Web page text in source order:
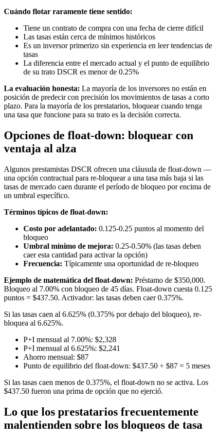
Cuándo flotar raramente tiene sentido:
Tiene un contrato de compra con una fecha de cierre difícil
Las tasas están cerca de mínimos históricos
Es un inversor primerizo sin experiencia en leer tendencias de
tasas
La diferencia entre el mercado actual y el punto de equilibrio
de su trato DSCR es menor de 0.25%
La evaluación honesta: La mayoría de los inversores no están en
posición de predecir con precisión los movimientos de tasas a corto
plazo. Para la mayoría de los prestatarios, bloquear cuando tenga
una tasa que funcione para su trato es la decisión correcta.
Opciones de float-down: bloquear con
ventaja al alza
Algunos prestamistas DSCR ofrecen una cláusula de float-down —
una opción contractual para re-bloquear a una tasa más baja si las
tasas de mercado caen durante el período de bloqueo por encima de
un umbral específico.
Términos típicos de float-down:
Costo por adelantado: 0.125-0.25 puntos al momento del
bloqueo
Umbral mínimo de mejora: 0.25-0.50% (las tasas deben
caer esta cantidad para activar la opción)
Frecuencia: Típicamente una oportunidad de re-bloqueo
Ejemplo de matemática del float-down: Préstamo de $350,000.
Bloqueo al 7.00% con bloqueo de 45 días. Float-down cuesta 0.125
puntos = $437.50. Activador: las tasas deben caer 0.375%.
Si las tasas caen al 6.625% (0.375% por debajo del bloqueo), re-
bloquea al 6.625%.
P+I mensual al 7.00%: $2,328
P+I mensual al 6.625%: $2,241
Ahorro mensual: $87
Punto de equilibrio del float-down: $437.50 ÷ $87 = 5 meses
Si las tasas caen menos de 0.375%, el float-down no se activa. Los
$437.50 fueron una prima de opción que no ejerció.
Lo que los prestatarios frecuentemente
malentienden sobre los bloqueos de tasa